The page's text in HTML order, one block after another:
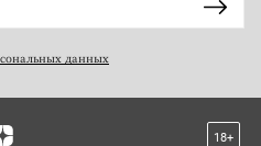
данных
18+